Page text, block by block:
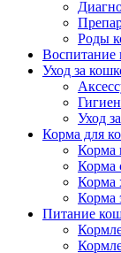
Роды
Воспитание
Уход за
Уход
Корма для
Корма
Корма
Корма
Корма
Питание